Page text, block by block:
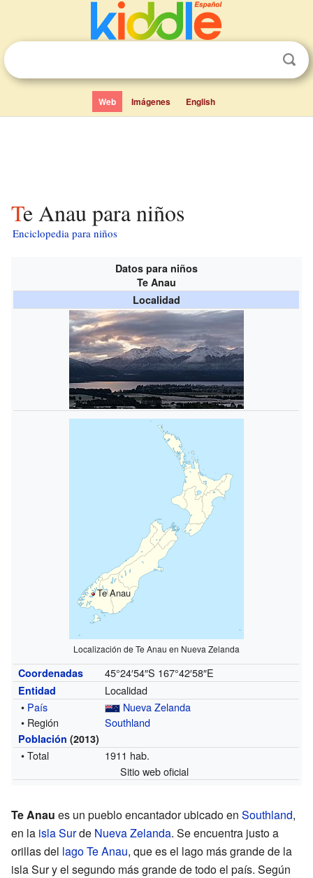
Web Imágenes English
Te Anau para niños
Enciclopedia para niños
Datos para niños
Te Anau
Localidad
Te Anau
Localización de Te Anau en Nueva Zelanda
Coordenadas 45°24′54″S 167°42′58″E
Entidad
Localidad
• País
Nueva Zelanda
• Región
Southland
Población (2013)
• Total
1911 hab.
Sitio web oficial
Te Anau es un pueblo encantador ubicado en Southland,
en la isla Surde Nueva Zelanda. Se encuentra justo a
orillas del lago Te Anau, que es el lago más grande de la
isla Sur y el segundo más grande de todo el país. Según